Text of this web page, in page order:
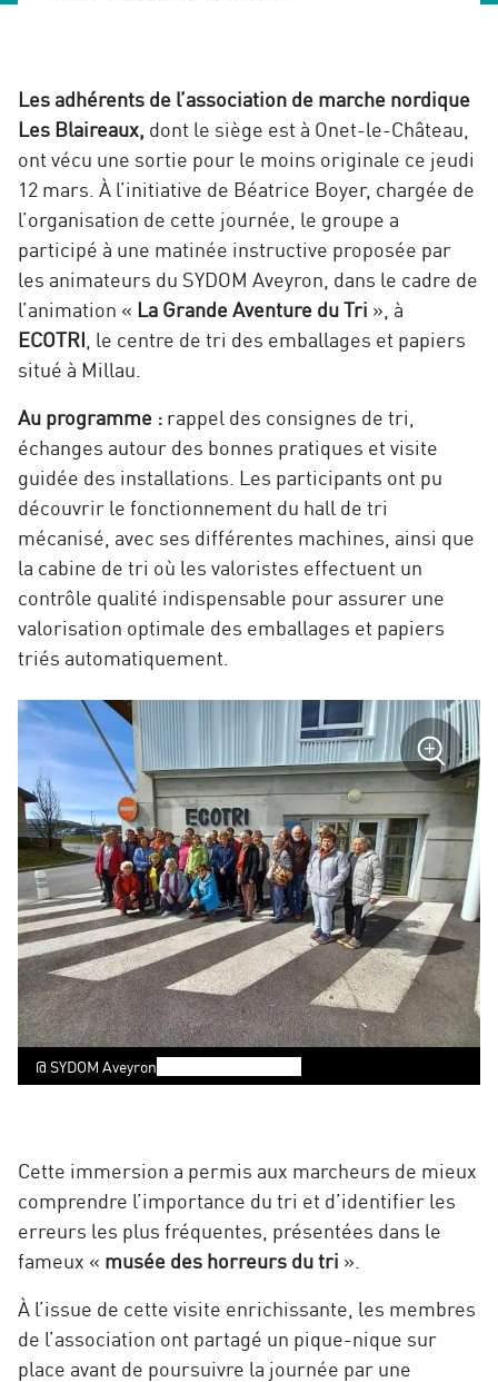
Les adhérents de l’association de marche nordique
Les Blaireaux, dont le siège est à Onet-le-Château,
ont vécu une sortie pour le moins originale ce jeudi
12 mars. À l’initiative de Béatrice Boyer, chargée de
l’organisation de cette journée, le groupe a
participé à une matinée instructive proposée par
les animateurs du SYDOM Aveyron, dans le cadre de
l’animation « La Grande Aventure du Tri », à
ECOTRI , le centre de tri des emballages et papiers
situé à Millau.
Au programme : rappel des consignes de tri,
échanges autour des bonnes pratiques et visite
guidée des installations. Les participants ont pu
découvrir le fonctionnement du hall de tri
mécanisé, avec ses différentes machines, ainsi que
la cabine de tri où les valoristes effectuent un
contrôle qualité indispensable pour assurer une
valorisation optimale des emballages et papiers
triés automatiquement.
Zoom
+
sur
la
photo
:
groupe
visite
@ SYDOM Aveyron
Cette immersion a permis aux marcheurs de mieux
comprendre l’importance du tri et d’identifier les
erreurs les plus fréquentes, présentées dans le
fameux « musée des horreurs du tri ».
À l’issue de cette visite enrichissante, les membres
de l’association ont partagé un pique-nique sur
place avant de poursuivre la journée par une